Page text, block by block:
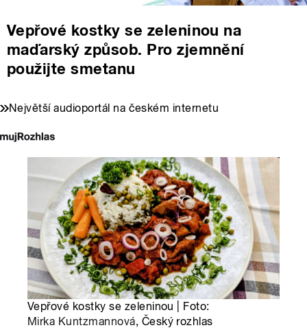
Vepřové kostky se zeleninou na
maďarský způsob. Pro zjemnění
použijte smetanu
Největší audioportál na českém internetu
Vepřové kostky se zeleninou | Foto:
Mirka Kuntzmannová, Český rozhlas